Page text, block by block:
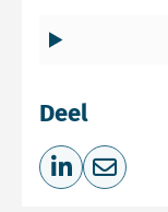
Deel
Deel op
Deel